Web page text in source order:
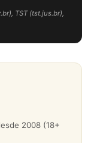
TST (tst.jus.br),
2008 (18+